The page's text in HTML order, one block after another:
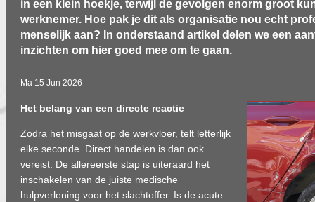
in een klein hoekje, terwijl de gevolgen enorm groot
werknemer. Hoe pak je dit als organisatie nou echt
menselijk aan? In onderstaand artikel delen we een
inzichten om hier goed mee om te gaan.
Ma 15 Jun 2026
Het belang van een directe reactie
Zodra het misgaat op de werkvloer, telt letterlijk
elke seconde. Direct handelen is dan ook
vereist. De allereerste stap is uiteraard het
inschakelen van de juiste medische
hulpverlening voor het slachtoffer. Is de acute